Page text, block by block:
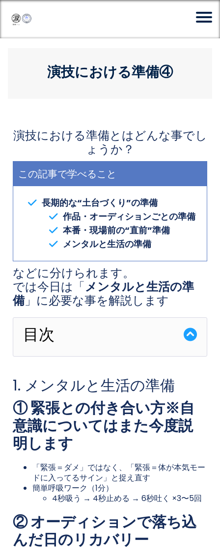
演技における準備④
演技における準備とはどんな事でし
ょうか？
この記事で学べること
長期的な“土台づくり”の準備
作品・オーディションごとの準備
本番・現場前の“直前”準備
メンタルと生活の準備
などに分けられます。
では今日は「メンタルと生活の準
備」に必要な事を解説します
目次
1. メンタルと生活の準備
① 緊張との付き合い方※自
意識についてはまた今度説
明します
「緊張＝ダメ」ではなく、「緊張＝体が本気モー
ドに入ってるサイン」と捉え直す
簡単呼吸ワーク（1分）
4秒吸う → 4秒止める → 6秒吐く ×3〜5回
② オーディションで落ち込
んだ日のリカバリー